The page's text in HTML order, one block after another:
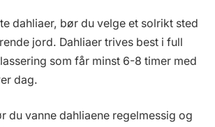
dahliaer, bør du velge et solrikt sted
jord. Dahliaer trives best i full
som får minst 6-8 timer med
dag.
du vanne dahliaene regelmessig og